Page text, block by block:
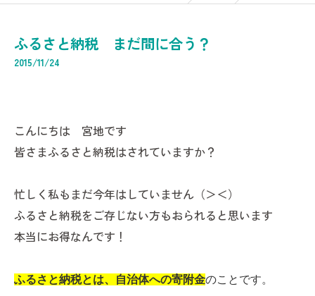
ふるさと納税 まだ間に合う？
2015/11/24
こんにちは 宮地です
皆さまふるさと納税はされていますか？
忙しく私もまだ今年はしていません（＞＜）
ふるさと納税をご存じない方もおられると思います
本当にお得なんです！
ふるさと納税とは、自治体への寄附金のことです。